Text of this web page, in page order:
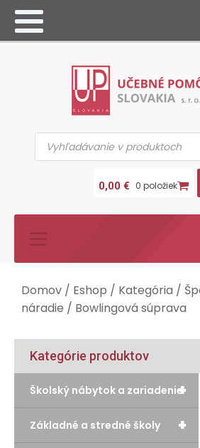
Products
search
0,00 € 0 položiek
Domov / Eshop / Kategória /
náradie / Bowlingová súprava
Kategórie produktov
+
Školský nábytok a zariadenie
+
Základné a stredné školy